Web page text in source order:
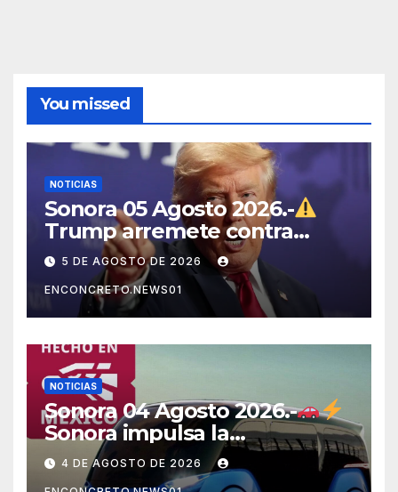
You missed
NOTICIAS
Sonora 05 Agosto 2026.-
Trump arremete contra
México, Canadá y otras
potencias por supuestos
abusos comerciales
5 DE AGOSTO DE 2026
ENCONCRETO.NEWS01
NOTICIAS
Sonora 04 Agosto 2026.-
Sonora impulsa la
electromovilidad con
«Beyond», un vehículo
4 DE AGOSTO DE 2026